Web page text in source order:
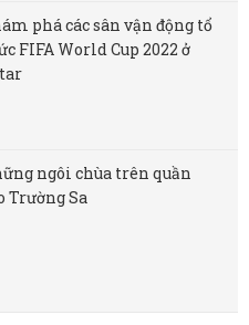
phá các sân vận động tổ
FIFA World Cup 2022 ở
ngôi chùa trên quần
Trường Sa